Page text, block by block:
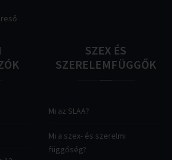
SZEX ÉS
SZERELEMFÜGGŐK
Mi az SLAA?
Mi a szex- és szerelmi
függőség?